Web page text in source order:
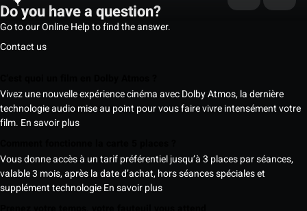
Do you have a question?
Go to our Online Help to find the answer.
Contact us
Vivez une nouvelle expérience cinéma avec Dolby Atmos, la dernière
technologie audio mise au point pour vous faire vivre intensément votre
film. En savoir plus
Vous donne accès à un tarif préférentiel jusqu’à 3 places par séances,
valable 3 mois, après la date d’achat, hors séances spéciales et
supplément technologieEn savoir plus